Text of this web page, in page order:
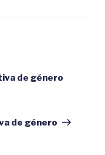
de género
de género